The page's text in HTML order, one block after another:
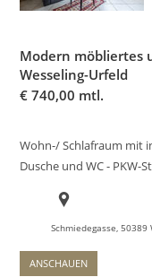
Modern möbliertes
Wesseling-Urfeld
€ 740,00 mtl.
Wohn-/ Schlafraum mit
Dusche und WC -
Schmiedegasse,
ANSCHAUEN